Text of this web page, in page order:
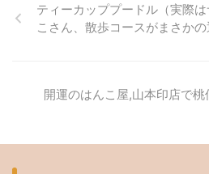
ティーカッププードル（実際
こさん、散歩コースがまさか
開運のはんこ屋,山本印店で